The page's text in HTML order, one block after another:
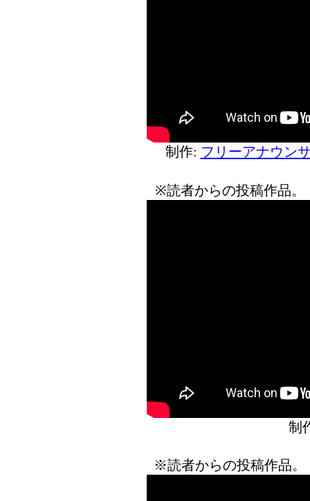
制作: フリーアナウン
※読者からの投稿作品
制
※読者からの投稿作品